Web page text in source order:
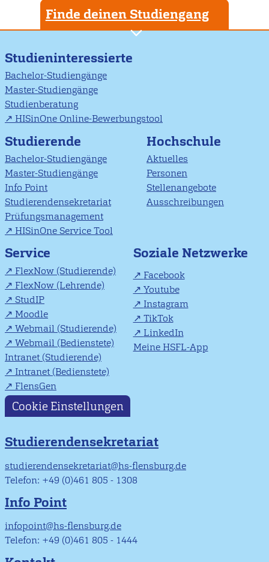
Finde deinen Studiengang
Studieninteressierte
Bachelor-Studiengänge
Master-Studiengänge
Studienberatung
HISinOne Online-Bewerbungstool
Studierende
Bachelor-Studiengänge
Master-Studiengänge
Info Point
Studierendensekretariat
Prüfungsmanagement
HISinOne Service Tool
Hochschule
Aktuelles
Personen
Stellenangebote
Ausschreibungen
Service
FlexNow (Studierende)
FlexNow (Lehrende)
StudIP
Moodle
Webmail (Studierende)
Webmail (Bedienstete)
Intranet (Studierende)
Intranet (Bedienstete)
FlensGen
Soziale Netzwerke
Facebook
Youtube
Instagram
TikTok
LinkedIn
Meine HSFL-App
Cookie Einstellungen
Studierendensekretariat
studierendensekretariat@hs-flensburg.de
Telefon: +49 (0)461 805 - 1308
Info Point
infopoint@hs-flensburg.de
Telefon: +49 (0)461 805 - 1444